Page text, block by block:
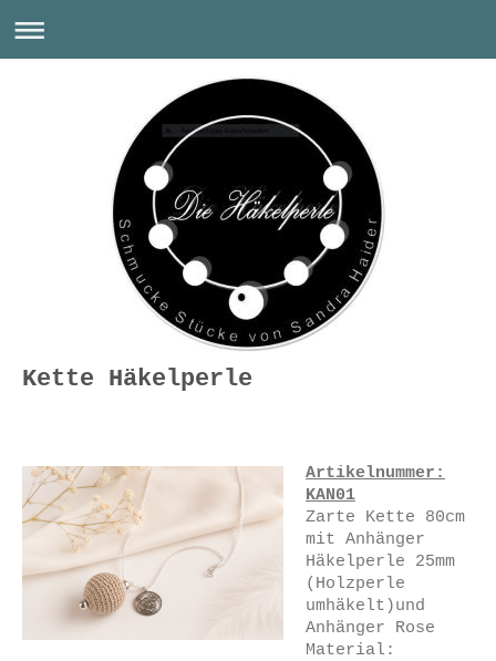
Kette Häkelperle
Artikelnummer:
KAN01
Zarte Kette 80cm
mit Anhänger
Häkelperle 25mm
(Holzperle
umhäkelt)und
Anhänger Rose
Material: